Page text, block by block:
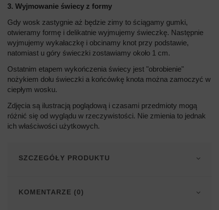
3. Wyjmowanie świecy z formy
Gdy wosk zastygnie aż będzie zimy to ściągamy gumki,
otwieramy formę i delikatnie wyjmujemy świeczkę. Następnie
wyjmujemy wykałaczkę i obcinamy knot przy podstawie,
natomiast u góry świeczki zostawiamy około 1 cm.
Ostatnim etapem wykończenia świecy jest "obrobienie"
nożykiem dołu świeczki a końcówkę knota można zamoczyć w
ciepłym wosku.
Zdjęcia są ilustracją poglądową i czasami przedmioty mogą
różnić się od wyglądu w rzeczywistości. Nie zmienia to jednak
ich właściwości użytkowych.
SZCZEGÓŁY PRODUKTU
KOMENTARZE (0)